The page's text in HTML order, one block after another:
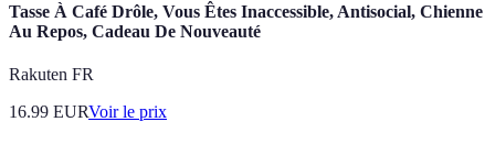
Tasse À Café Drôle, Vous Êtes Inaccessible, Antisocial, Chienne
Au Repos, Cadeau De Nouveauté
Rakuten FR
16.99 EURVoir le prix